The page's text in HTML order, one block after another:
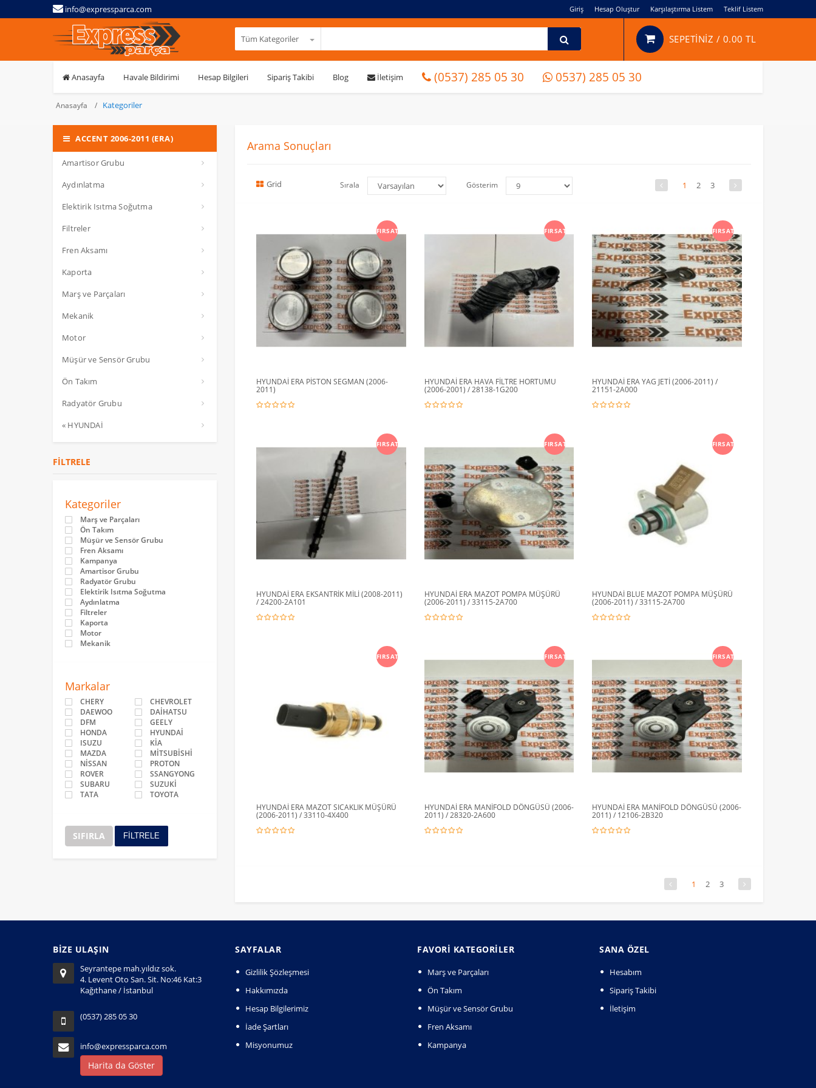
info@expressparca.com Giriş Hesap Oluştur Karşılaştırma Listem Teklif Listem
Tüm Kategoriler SEPETİNİZ / 0.00 TL
Anasayfa Havale Bildirimi Hesap Bilgileri Sipariş Takibi Blog İletişim (0537) 285 05 30 0537) 285 05 30
Anasayfa Kategoriler
ACCENT 2006-2011 (ERA)
Amartisor Grubu
Aydınlatma
Elektirik Isıtma Soğutma
Filtreler
Fren Aksamı
Kaporta
Marş ve Parçaları
Mekanik
Motor
Müşür ve Sensör Grubu
Ön Takım
Radyatör Grubu
« HYUNDAİ
FILTRELE
Kategoriler
Marş ve Parçaları
Ön Takım
Müşür ve Sensör Grubu
Fren Aksamı
Kampanya
Amartisor Grubu
Radyatör Grubu
Elektirik Isıtma Soğutma
Aydınlatma
Filtreler
Kaporta
Motor
Mekanik
Markalar
CHERY
CHEVROLET
DAEWOO
DAİHATSU
DFM
GEELY
HONDA
HYUNDAİ
ISUZU
KİA
MAZDA
MİTSUBİSHİ
NİSSAN
PROTON
ROVER
SSANGYONG
SUBARU
SUZUKİ
TATA
TOYOTA
SIFIRLA FİLTRELE
Arama Sonuçları
Grid Sırala Gösterim 1 2 3
FIRSAT
HYUNDAİ ERA PİSTON SEGMAN (2006-
2011)
FIRSAT
HYUNDAİ ERA HAVA FİLTRE HORTUMU
(2006-2001) / 28138-1G200
FIRSAT
HYUNDAİ ERA YAG JETİ (2006-2011) /
21151-2A000
FIRSAT
HYUNDAİ ERA EKSANTRİK MİLİ (2008-2011)
/ 24200-2A101
FIRSAT
HYUNDAİ ERA MAZOT POMPA MÜŞÜRÜ
(2006-2011) / 33115-2A700
FIRSAT
HYUNDAİ BLUE MAZOT POMPA MÜŞÜRÜ
(2006-2011) / 33115-2A700
FIRSAT
HYUNDAİ ERA MAZOT SICAKLIK MÜŞÜRÜ
(2006-2011) / 33110-4X400
FIRSAT
HYUNDAİ ERA MANİFOLD DÖNGÜSÜ (2006-
2011) / 28320-2A600
FIRSAT
HYUNDAİ ERA MANİFOLD DÖNGÜSÜ (2006-
2011) / 12106-2B320
1 2 3
BİZE ULAŞIN
Seyrantepe mah.yıldız sok.
4. Levent Oto San. Sit. No:46 Kat:3
Kağıthane / İstanbul
(0537) 285 05 30
info@expressparca.com
Harita da Göster
SAYFALAR
Gizlilik Şözleşmesi
Hakkımızda
Hesap Bilgilerimiz
İade Şartları
Misyonumuz
FAVORI KATEGORILER
Marş ve Parçaları
Ön Takım
Müşür ve Sensör Grubu
Fren Aksamı
Kampanya
SANA ÖZEL
Hesabım
Sipariş Takibi
İletişim